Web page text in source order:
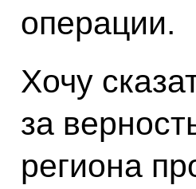
операции.
Хочу
за
региона